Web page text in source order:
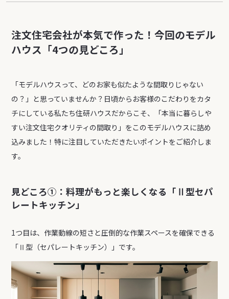
注文住宅会社が本気で作った！今回のモデル
ハウス「4つの見どころ」
「モデルハウスって、どのお家も似たような間取りじゃない
の？」と思っていませんか？日頃からお客様のこだわりをカタ
チにしている私たち住研ハウスだからこそ、「本当に暮らしや
すい注文住宅クオリティの間取り」をこのモデルハウスに詰め
込みました！特に注目していただきたいポイントをご紹介しま
す。
見どころ①：料理がもっと楽しくなる「Ⅱ型セパ
レートキッチン」
1つ目は、作業動線の短さと圧倒的な作業スペースを確保できる
「Ⅱ型（セパレートキッチン）」です。